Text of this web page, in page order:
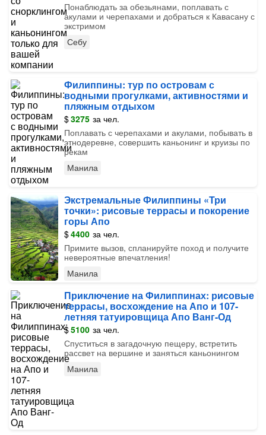
Понаблюдать за обезьянами, поплавать с
акулами и черепахами и добраться к Кавасану с
экстримом
Себу
Филиппины: тур по островам с
водными прогулками, активностями и
пляжным отдыхом
$3275 за чел.
Поплавать с черепахами и акулами, побывать в
этнодеревне, совершить каньонинг и круизы по
рекам
Манила
Экстремальные Филиппины «Три
точки»: рисовые террасы и покорение
горы Апо
$4400 за чел.
Примите вызов, спланируйте поход и получите
невероятные впечатления!
Манила
Приключение на Филиппинах: рисовые
террасы, восхождение на Апо и 107-
летняя татуировщица Апо Ванг-Од
$5100 за чел.
Спуститься в загадочную пещеру, встретить
рассвет на вершине и заняться каньонингом
Манила